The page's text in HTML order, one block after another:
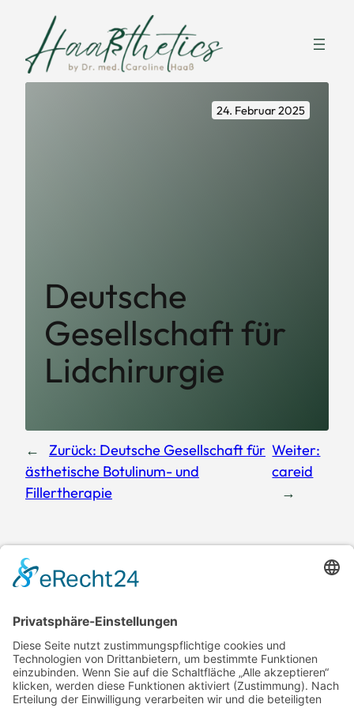
springen
24. Februar 2025
Deutsche
Gesellschaft für
Lidchirurgie
← Zurück: Deutsche Gesellschaft für
ästhetische Botulinum- und
Fillertherapie
Weiter:
careid
→
Haaßthetics
Praxis für Plastische &
Ästhetische Chirurgie
Weitere
Informationen
Soziale
Netzwerke